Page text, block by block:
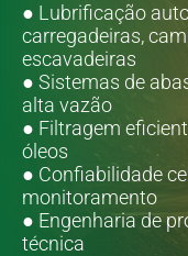
● Lubrificação
carregadeiras,
escavadeiras
● Sistemas de
alta vazão
● Filtragem
óleos
● Confiabilidade
monitoramento
● Engenharia de
técnica